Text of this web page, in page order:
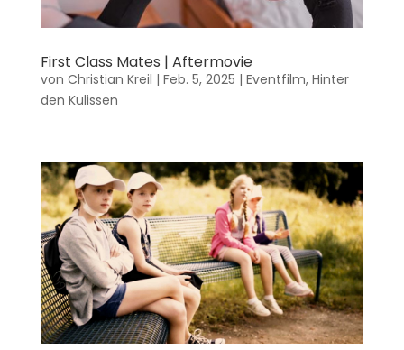
First Class Mates | Aftermovie
von Christian Kreil | Feb. 5, 2025 | Eventfilm, Hinter
den Kulissen